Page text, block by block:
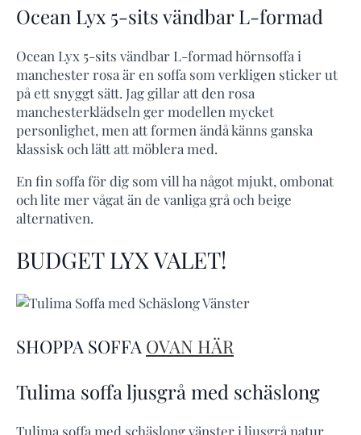
Ocean Lyx 5-sits vändbar L-formad
Ocean Lyx 5-sits vändbar L-formad hörnsoffa i
manchester rosa är en soffa som verkligen sticker ut
på ett snyggt sätt. Jag gillar att den rosa
manchesterklädseln ger modellen mycket
personlighet, men att formen ändå känns ganska
klassisk och lätt att möblera med.
En fin soffa för dig som vill ha något mjukt, ombonat
och lite mer vågat än de vanliga grå och beige
alternativen.
BUDGET LYX VALET!
SHOPPA SOFFA OVAN HÄR
Tulima soffa ljusgrå med schäslong
Tulima soffa med schäslong vänster i ljusgrå natur